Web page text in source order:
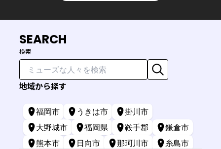
SEARCH
検索
地域から探す
福岡市 うきは市
掛川市
大野城市
福岡県 鞍手郡
鎌倉市
熊本市
日向市 那珂川市
糸島市